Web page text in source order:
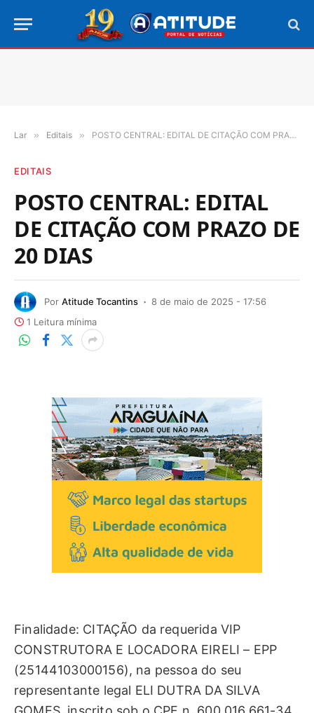
Lar » Editais » POSTO CENTRAL: EDITAL DE CITAÇÃO COM PRAZO DE 20 DIAS
EDITAIS
POSTO CENTRAL: EDITAL
DE CITAÇÃO COM PRAZO DE
20 DIAS
Por Atitude Tocantins
8 de maio de 2025 - 17:56
1 Leitura mínima
Finalidade: CITAÇÃO da requerida VIP
CONSTRUTORA E LOCADORA EIRELI – EPP
(25144103000156), na pessoa do seu
representante legal ELI DUTRA DA SILVA